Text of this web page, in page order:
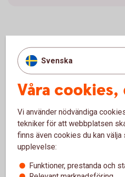
Om ni redan har
hos oss
utbetalda, men valt att behålla ett
handlingar redan sparade hos
kontot räcker det i många fall att
en ny fördelningsblankett
Svenska
Våra
Vi använder nödvändiga
tekniker för att webbplatsen
finns även cookies du kan
upplevelse:
Funktioner, prestanda och